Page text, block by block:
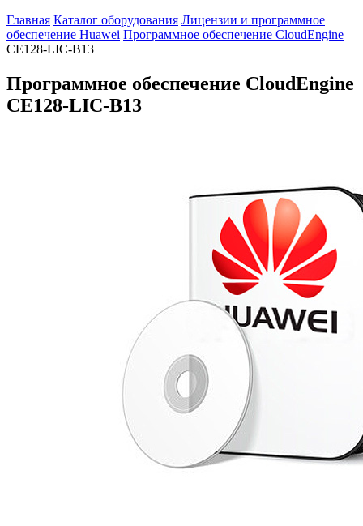
Главная Каталог оборудования Лицензии и программное
обеспечение Huawei Программное обеспечение CloudEngine
CE128-LIC-B13
Программное обеспечение CloudEngine
CE128-LIC-B13